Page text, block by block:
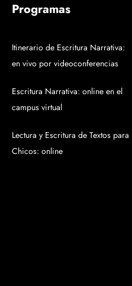
Programas
Itinerario de Escritura Narrativa:
en vivo por videoconferencias
Escritura Narrativa: online en el
campus virtual
Lectura y Escritura de Textos para
Chicos: online